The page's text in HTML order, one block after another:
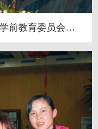
教育部副总督学、中国民办教育学会学前教育委员会理事长郭福昌与学校领导